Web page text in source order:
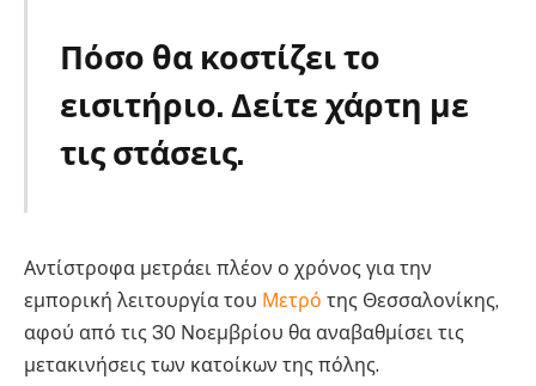
Πόσο θα κοστίζει το
εισιτήριο. Δείτε χάρτη με
τις στάσεις.
Αντίστροφα μετράει πλέον ο χρόνος για την
εμπορική λειτουργία του Μετρό της Θεσσαλονίκης,
αφού από τις 30 Νοεμβρίου θα αναβαθμίσει τις
μετακινήσεις των κατοίκων της πόλης.